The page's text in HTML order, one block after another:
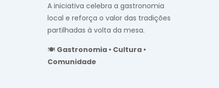
A iniciativa celebra a gastronomia
local e reforça o valor das tradições
partilhadas à volta da mesa.
🍽️ Gastronomia • Cultura •
Comunidade